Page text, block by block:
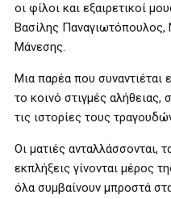
οι φίλοι και εξαιρετικοί
Βασίλης
Μάνεσης.
Μια παρέα που συναντιέται
το κοινό στιγμές αλήθειας,
τις ιστορίες τους
Οι ματιές ανταλλάσσονται,
εκπλήξεις γίνονται μέρος
όλα συμβαίνουν μπροστά